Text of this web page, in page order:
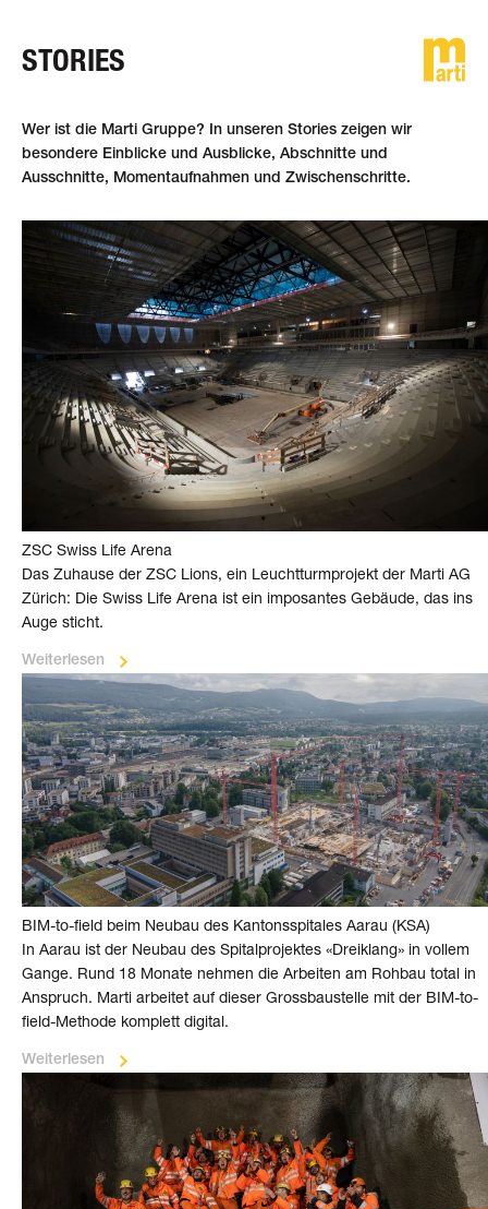
DE
STORIES
Wer ist die Marti Gruppe? In unseren Stories zeigen wir
besondere Einblicke und Ausblicke, Abschnitte und
Ausschnitte, Momentaufnahmen und Zwischenschritte.
ZSC Swiss Life Arena
Das Zu­hause der ZSC Lions, ein Leucht­turm­projekt der Marti AG
Zürich: Die Swiss Life Arena ist ein imposantes Gebäude, das ins
Auge sticht.
Weiterlesen
BIM-to-field beim Neubau des Kantons­spitales Aarau (KSA)
In Aarau ist der Neu­bau des Spital­projektes «Dreiklang» in vollem
Gange. Rund 18 Monate nehmen die Arbeiten am Roh­bau total in
An­spruch. Marti arbeitet auf dieser Gross­bau­stelle mit der BIM-to-
field-Methode komplett digital.
Weiterlesen